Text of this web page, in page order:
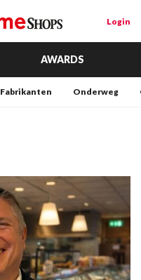
Login
AWARDS
Fabrikanten Onderweg